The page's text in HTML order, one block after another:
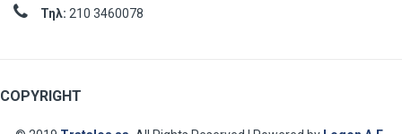
Τηλ: 210 3460078
COPYRIGHT